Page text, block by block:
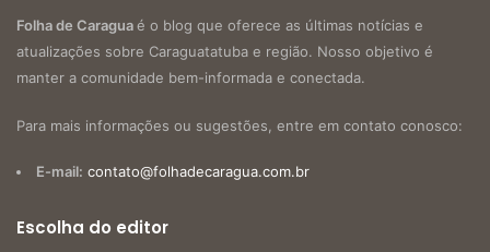
Folha de Caraguaé o blog que oferece as últimas notícias e
atualizações sobre Caraguatatuba e região. Nosso objetivo é
manter a comunidade bem-informada e conectada.
Para mais informações ou sugestões, entre em contato conosco:
E-mail: contato@folhadecaragua.com.br
Escolha do editor